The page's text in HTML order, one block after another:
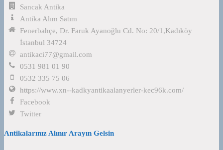
Sancak Antika
Antika Alım Satım
Fenerbahçe, Dr. Faruk Ayanoğlu Cd. No: 20/1,Kadıköy
İstanbul 34724
antikaci77@gmail.com
0531 981 01 90
0532 335 75 06
https://www.xn--kadkyantikaalanyerler-kec96k.com/
Facebook
Twitter
Antikalarınız Alınır Arayın Gelsin